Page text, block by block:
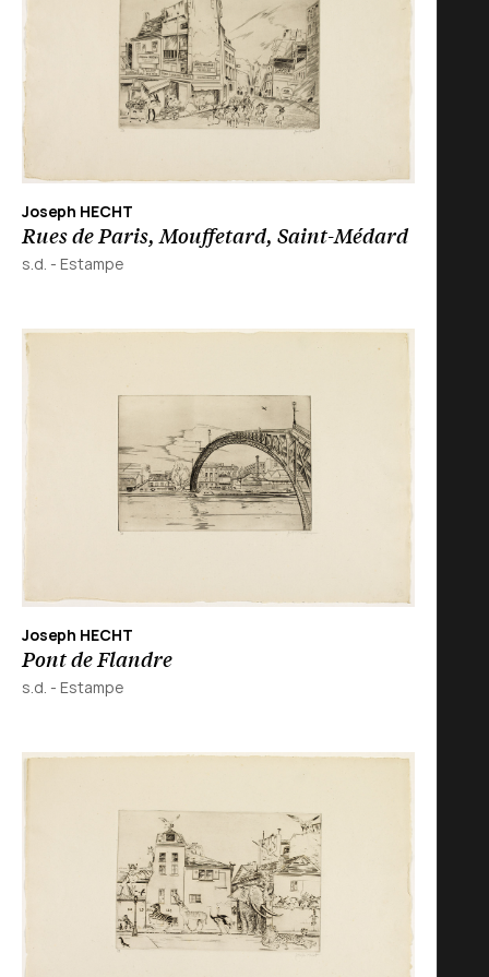
Joseph HECHT
Rues de Paris, Mouffetard, Saint-Médard
s.d. - Estampe
Joseph HECHT
Pont de Flandre
s.d. - Estampe